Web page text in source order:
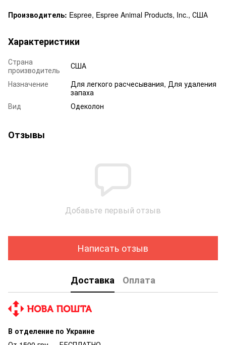
Производитель: Espree, Espree Animal Products, Inc., США
Характеристики
Страна
производитель
США
Назначение
Для легкого расчесывания, Для удаления
запаха
Вид
Одеколон
Отзывы
Добавьте первый отзыв
Написать отзыв
Доставка Оплата
В отделение по Украине